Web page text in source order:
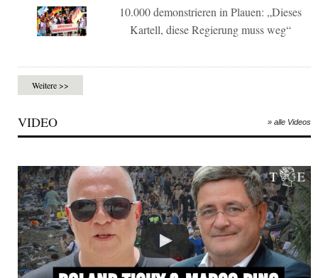
10.000 demonstrieren in Plauen: „Dieses
Kartell, diese Regierung muss weg“
Weitere >>
VIDEO » alle Videos